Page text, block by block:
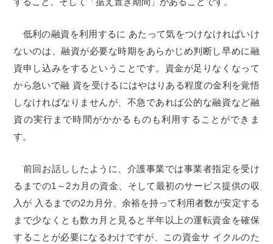
低利の融資を利用するに あたって気をつけなければいけ
ないのは、融資が必要な時期をあらかじめ判断し早めに融
資申し込みをするということです。資金が足りなくなって
から急いで融 資を受けるにはやはりある程度の金利を覚悟
しなければなりませんが、不急であれば公的な融資など融
資の実行まで時間がかかるものも利用することができま
す。
前回お話ししたように、介護事業では事業者指定を受け
るまでの1～2カ月の資金、そして最初のサービス提供の収
入が 入るまでの2カ月分、余裕を持って利用者数が安定する
まで少なくとも数カ月と見ると半年以上の運転資金を確保
することが必要になるわけですが、この資金サ イクルのた